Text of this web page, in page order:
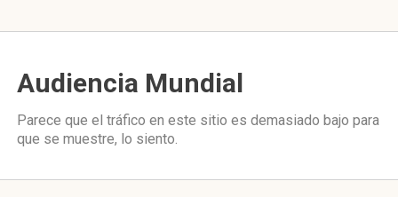
Audiencia Mundial
Parece que el tráfico en este sitio es demasiado bajo para
que se muestre, lo siento.